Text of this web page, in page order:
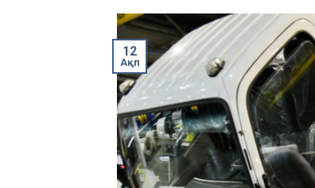
12
Ақп